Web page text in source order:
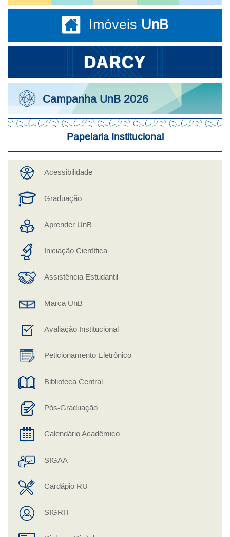
Imóveis UnB
Campanha UnB 2026
Papelaria Institucional
Acesso Rápido a Serviços
Acessibilidade
Graduação
Aprender UnB
Iniciação Científica
Assistência Estudantil
Marca UnB
Avaliação Institucional
Peticionamento Eletrônico
Biblioteca Central
Pós-Graduação
Calendário Acadêmico
SIGAA
Cardápio RU
SIGRH